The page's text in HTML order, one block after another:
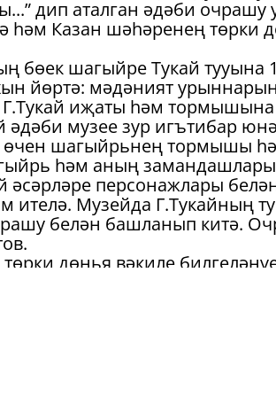
дип аталган әдәби очрашу
һәм Казан шәһәренең төрки
бөек шагыйре Тукай тууына
йөртә: мәдәният
иҗаты һәм
әдәби музее зур игътибар
өчен шагыйрьнең тормышы
һәм аның
әсәрләре персонажлары
ителә. Музейда Г.Тукайның
белән башланып китә.
дөнья вәкиле